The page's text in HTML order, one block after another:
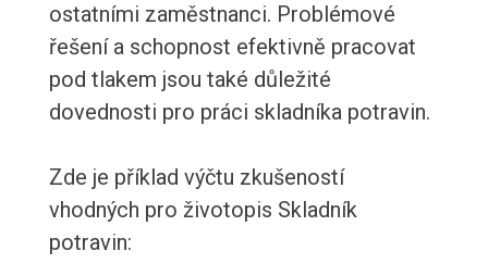
ostatními zaměstnanci. Problémové
řešení a schopnost efektivně pracovat
pod tlakem jsou také důležité
dovednosti pro práci skladníka potravin.
Zde je příklad výčtu zkušeností
vhodných pro životopis Skladník
potravin: